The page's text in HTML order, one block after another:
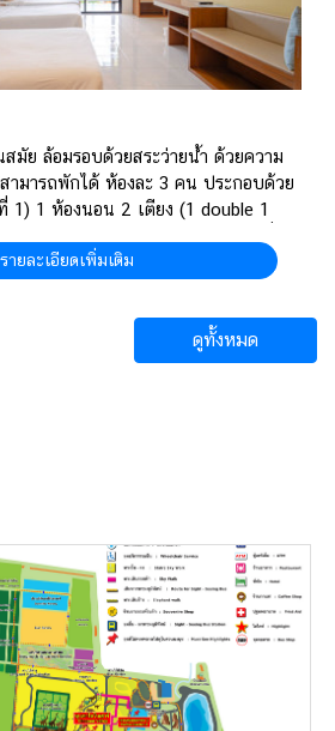
มัย ล้อมรอบด้วยสระว่ายน้ำ ด้วยความ
ามารถพักได้ ห้องละ 3 คน ประกอบด้วย
1 ห้องนอน 2 เตียง (1 double 1
1 ห้องสุขา 1 ห้องอาบน้ำ พร้อมระเบียง
รายละเอียดเพิ่มเติม
ดูทั้งหมด